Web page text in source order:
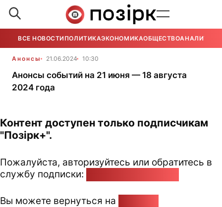
ВСЕ НОВОСТИ ПОЛИТИКАЭКОНОМИКАОБЩЕСТВОАНАЛИТИКА
Анонсы 21.06.2024 10:30
Анонсы событий на 21 июня — 18 августа
2024 года
Контент доступен только подписчикам
"Позірк+".
Пожалуйста, авторизуйтесь или обратитесь в
службу подписки:
Вы можете вернуться на